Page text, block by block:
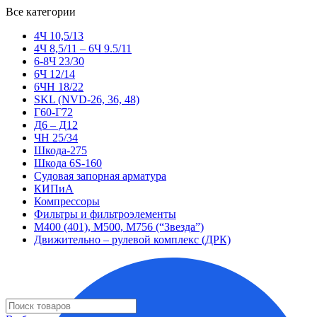
Все категории
4Ч 10,5/13
4Ч 8,5/11 – 6Ч 9.5/11
6-8Ч 23/30
6Ч 12/14
6ЧН 18/22
SKL (NVD-26, 36, 48)
Г60-Г72
Д6 – Д12
ЧН 25/34
Шкода-275
Шкода 6S-160
Судовая запорная арматура
КИПиА
Компрессоры
Фильтры и фильтроэлементы
М400 (401), М500, М756 (“Звезда”)
Движительно – рулевой комплекс (ДРК)